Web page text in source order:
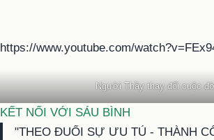
https://www.youtube.com/
Người Thầy thay đổi cuộc
KẾT NỐI VỚI SÁU BÌNH
"THEO ĐUỔI SỰ ƯU TÚ - THÀNH